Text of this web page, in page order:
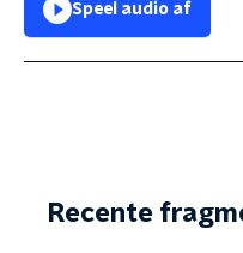
Speel audio af
Recente